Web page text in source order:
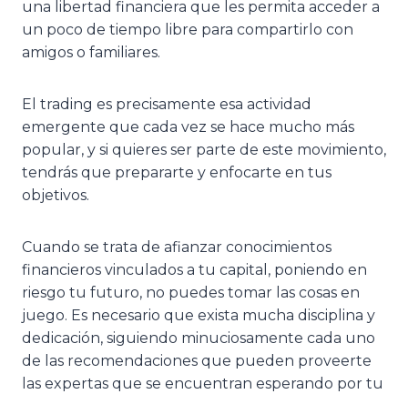
una libertad financiera que les permita acceder a
un poco de tiempo libre para compartirlo con
amigos o familiares.
El trading es precisamente esa actividad
emergente que cada vez se hace mucho más
popular, y si quieres ser parte de este movimiento,
tendrás que prepararte y enfocarte en tus
objetivos.
Cuando se trata de afianzar conocimientos
financieros vinculados a tu capital, poniendo en
riesgo tu futuro, no puedes tomar las cosas en
juego. Es necesario que exista mucha disciplina y
dedicación, siguiendo minuciosamente cada uno
de las recomendaciones que pueden proveerte
las expertas que se encuentran esperando por tu